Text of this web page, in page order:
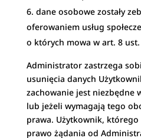
dane osobowe zostały
oferowaniem usług
o których mowa w art. 8 ust.
Administrator zastrzega
usunięcia danych
zachowanie jest niezbędne
lub jeżeli wymagają tego
prawa. Użytkownik, którego
prawo żądania od